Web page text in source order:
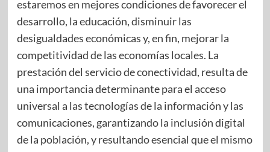
estaremos en mejores condiciones de favorecer el
desarrollo, la educación, disminuir las
desigualdades económicas y, en fin, mejorar la
competitividad de las economías locales. La
prestación del servicio de conectividad, resulta de
una importancia determinante para el acceso
universal a las tecnologías de la información y las
comunicaciones, garantizando la inclusión digital
de la población, y resultando esencial que el mismo